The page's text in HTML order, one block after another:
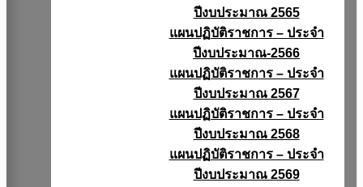
ปีงบประมาณ 2565
แผนปฏิบัติราชการ – ประจำ
ปีงบประมาณ-2566
แผนปฏิบัติราชการ – ประจำ
ปีงบประมาณ 2567
แผนปฏิบัติราชการ – ประจำ
ปีงบประมาณ 2568
แผนปฏิบัติราชการ – ประจำ
ปีงบประมาณ 2569